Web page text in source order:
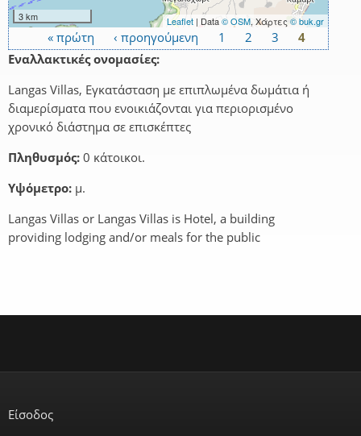
3 km Leaflet | Data© OSM, Χάρτες© buk.gr
Σελίδες
« πρώτη ‹ προηγούμενη 1 2 3
4
Εναλλακτικές ονομασίες:
Langas Villas, Εγκατάσταση με επιπλωμένα δωμάτια ή
διαμερίσματα που ενοικιάζονται για περιορισμένο
χρονικό διάστημα σε επισκέπτες
Πληθυσμός: 0 κάτοικοι.
Υψόμετρο: μ.
Langas Villas or Langas Villas is Hotel, a building
providing lodging and/or meals for the public
Είσοδος